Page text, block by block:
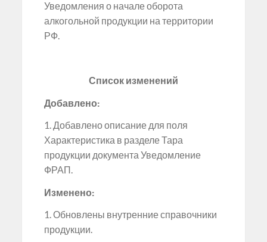
Уведомления о начале оборота
алкогольной продукции на территории
РФ.
Список изменений
Добавлено:
1. Добавлено описание для поля
Характеристика в разделе Тара
продукции документа Уведомление
ФРАП.
Изменено:
1. Обновлены внутренние справочники
продукции.